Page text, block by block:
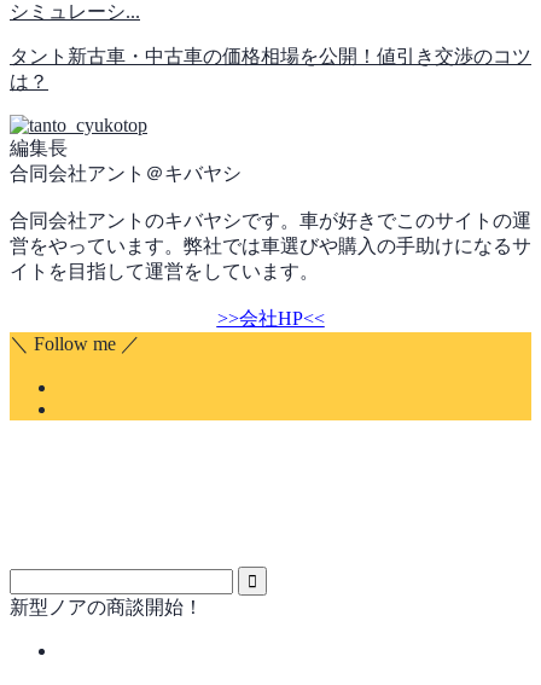
シミュレーシ...
タント新古車・中古車の価格相場を公開！値引き交渉のコツ
は？
編集長
合同会社アント＠キバヤシ
合同会社アントのキバヤシです。車が好きでこのサイトの運
営をやっています。弊社では車選びや購入の手助けになるサ
イトを目指して運営をしています。
>>会社HP<<
＼ Follow me ／
新型ノアの商談開始！